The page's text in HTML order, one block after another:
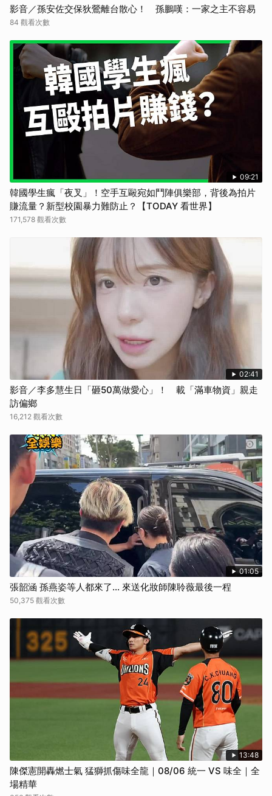
影音／孫安佐交保狄鶯離台散心！ 孫鵬嘆：一家之主不容易
84 觀看次數
09:21
韓國學生瘋「夜叉」！空手互毆宛如鬥陣俱樂部，背後為拍片
賺流量？新型校園暴力難防止？【TODAY 看世界】
171,578 觀看次數
02:41
影音／李多慧生日「砸50萬做愛心」！ 載「滿車物資」親走
訪偏鄉
16,212 觀看次數
01:05
張韶涵 孫燕姿等人都來了... 來送化妝師陳聆薇最後一程
50,375 觀看次數
13:48
陳傑憲開轟燃士氣 猛獅抓傷味全龍｜08/06 統一 VS 味全｜全
場精華